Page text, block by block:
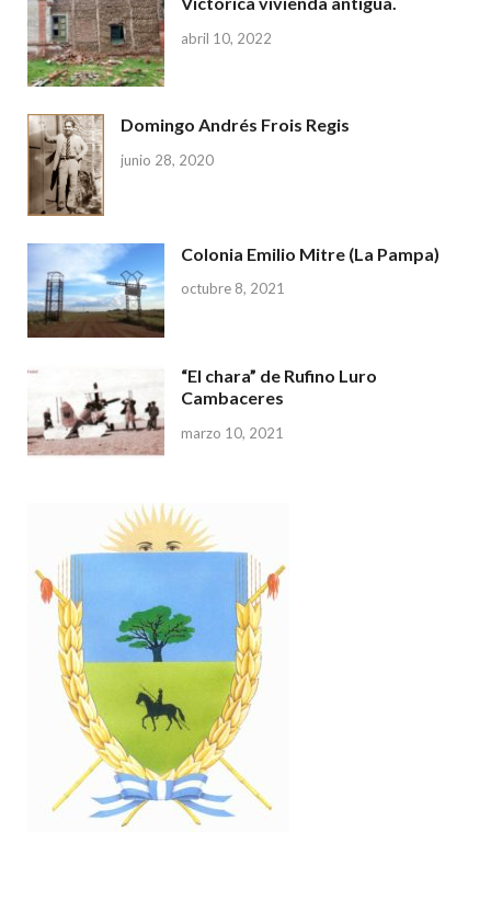
abril 10, 2022
Domingo Andrés Frois Regis
junio 28, 2020
Colonia Emilio Mitre (La Pampa)
octubre 8, 2021
“El chara” de Rufino Luro
Cambaceres
marzo 10, 2021